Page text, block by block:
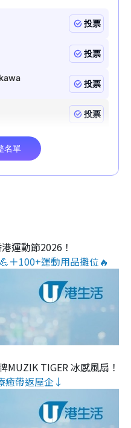
運動節2026！
＋100+運動用品攤位🔥
MUZIK TIGER 冰感風扇！
癒帶返屋企↓